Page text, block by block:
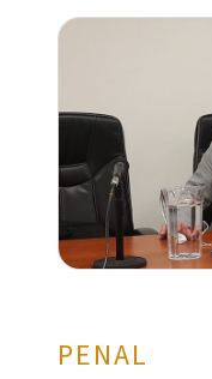
PENAL